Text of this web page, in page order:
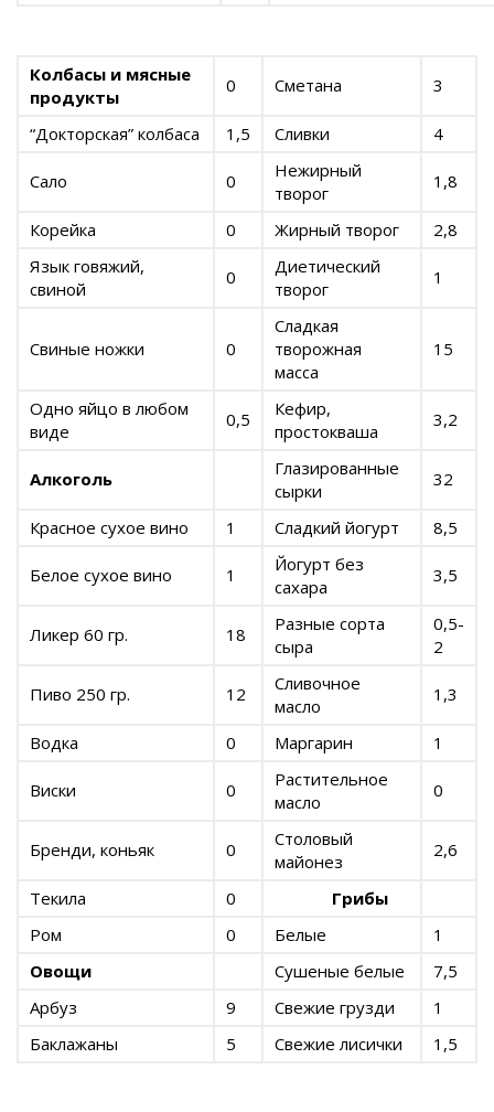
Колбасы и мясные
продукты
0 Сметана 3
“Докторская” колбаса 1,5 Сливки 4
Сало 0
Нежирный
творог
1,8
Корейка 0 Жирный творог
2,8
Язык говяжий,
свиной
0
Диетический
творог
1
Свиные ножки 0
Сладкая
творожная
масса
15
Одно яйцо в любом
виде
0,5
Кефир,
простокваша
3,2
Алкоголь
Глазированные
сырки
32
Красное сухое вино 1 Сладкий йогурт 8,5
Белое сухое вино 1
Йогурт без
сахара
3,5
Ликер 60 гр. 18
Разные сорта
сыра
0,5-
2
Пиво 250 гр. 12
Сливочное
масло
1,3
Водка 0 Маргарин 1
Виски 0
Растительное
масло
0
Бренди, коньяк 0
Столовый
майонез
2,6
Текила 0
Грибы
Ром
0 Белые
1
Овощи
Сушеные белые
7,5
Арбуз
9 Свежие грузди
1
Баклажаны
5 Свежие лисички 1,5